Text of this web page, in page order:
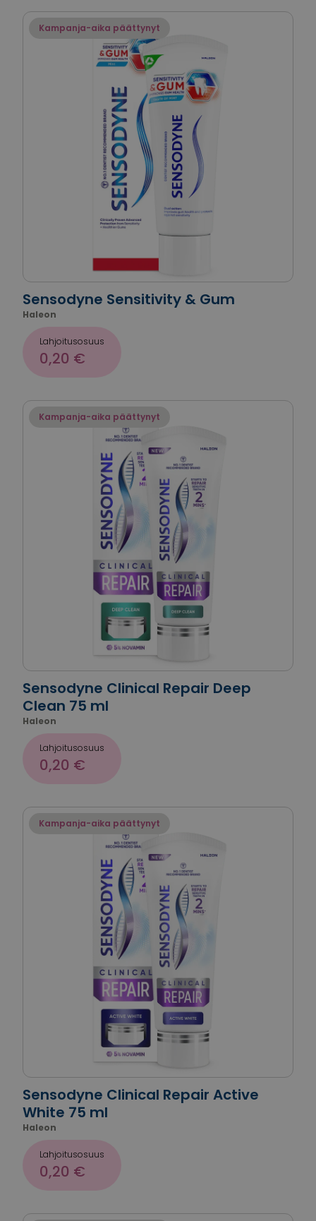
Kampanja-aika päättynyt
Sensodyne Sensitivity & Gum
Haleon
Lahjoitusosuus
0,20 €
Kampanja-aika päättynyt
Sensodyne Clinical Repair Deep
Clean 75 ml
Haleon
Lahjoitusosuus
0,20 €
Kampanja-aika päättynyt
Sensodyne Clinical Repair Active
White 75 ml
Haleon
Lahjoitusosuus
0,20 €